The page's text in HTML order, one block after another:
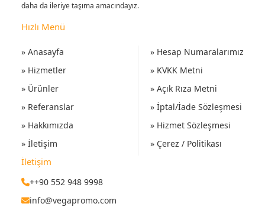
daha da ileriye taşıma amacındayız.
Hızlı Menü
» Anasayfa
» Hizmetler
» Ürünler
» Referanslar
» Hakkımızda
» İletişim
» Hesap Numaralarımız
» KVKK Metni
» Açık Rıza Metni
» İptal/İade Sözleşmesi
» Hizmet Sözleşmesi
» Çerez / Politikası
İletişim
++90 552 948 9998
info@vegapromo.com